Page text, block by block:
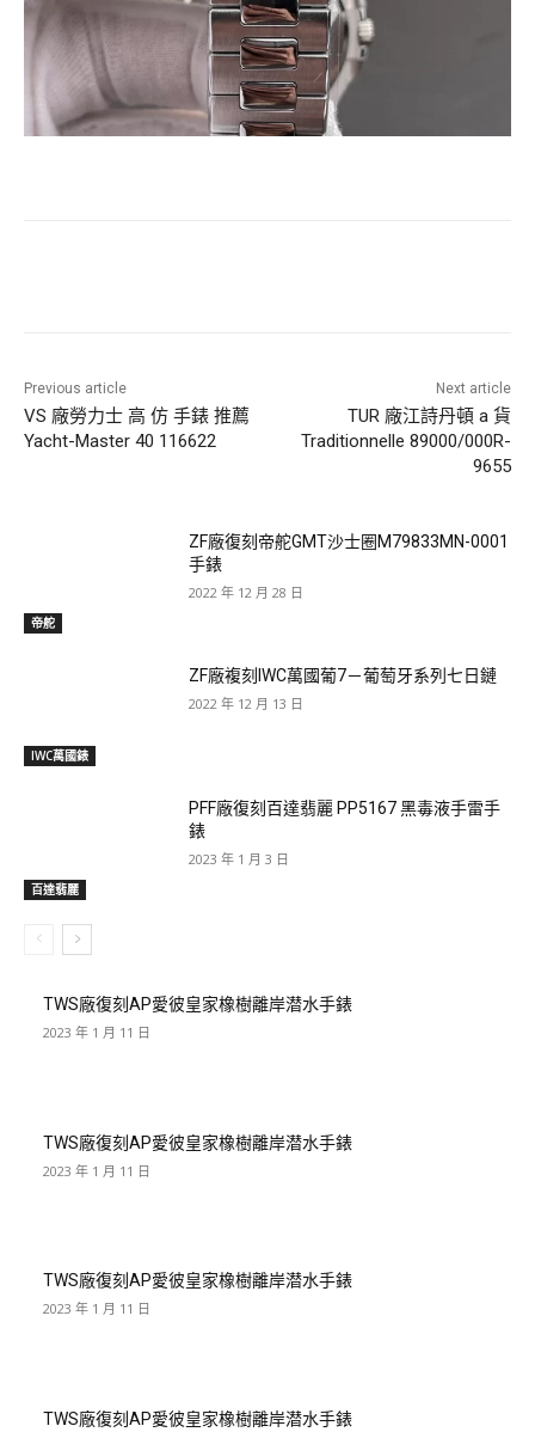
Previous article
VS 廠勞力士 高 仿 手錶 推薦
Yacht-Master 40 116622
Next article
TUR 廠江詩丹頓 a 貨
Traditionnelle 89000/000R-
9655
帝舵
ZF廠復刻帝舵GMT沙士圈M79833MN-0001
手錶
2022 年 12 月 28 日
IWC萬國錶
ZF廠複刻IWC萬國葡7－葡萄牙系列七日鏈
2022 年 12 月 13 日
百達翡麗
PFF廠復刻百達翡麗 PP5167 黑毒液手雷手
錶
2023 年 1 月 3 日
TWS廠復刻AP愛彼皇家橡樹離岸潜水手錶
2023 年 1 月 11 日
TWS廠復刻AP愛彼皇家橡樹離岸潜水手錶
2023 年 1 月 11 日
TWS廠復刻AP愛彼皇家橡樹離岸潜水手錶
2023 年 1 月 11 日
TWS廠復刻AP愛彼皇家橡樹離岸潜水手錶